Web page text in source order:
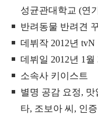
성균관대학교 (연
반려동물 반려견
데뷔작 2012년
데뷔일 2012년 1월
소속사 키이스트
별명 공감 요정,
타, 조보아 씨, 인